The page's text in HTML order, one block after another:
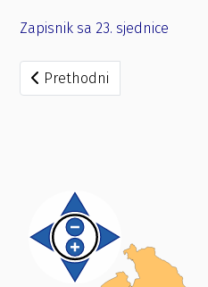
Zapisnik sa 23. sjednice
Prethodni članak:
Prethodni